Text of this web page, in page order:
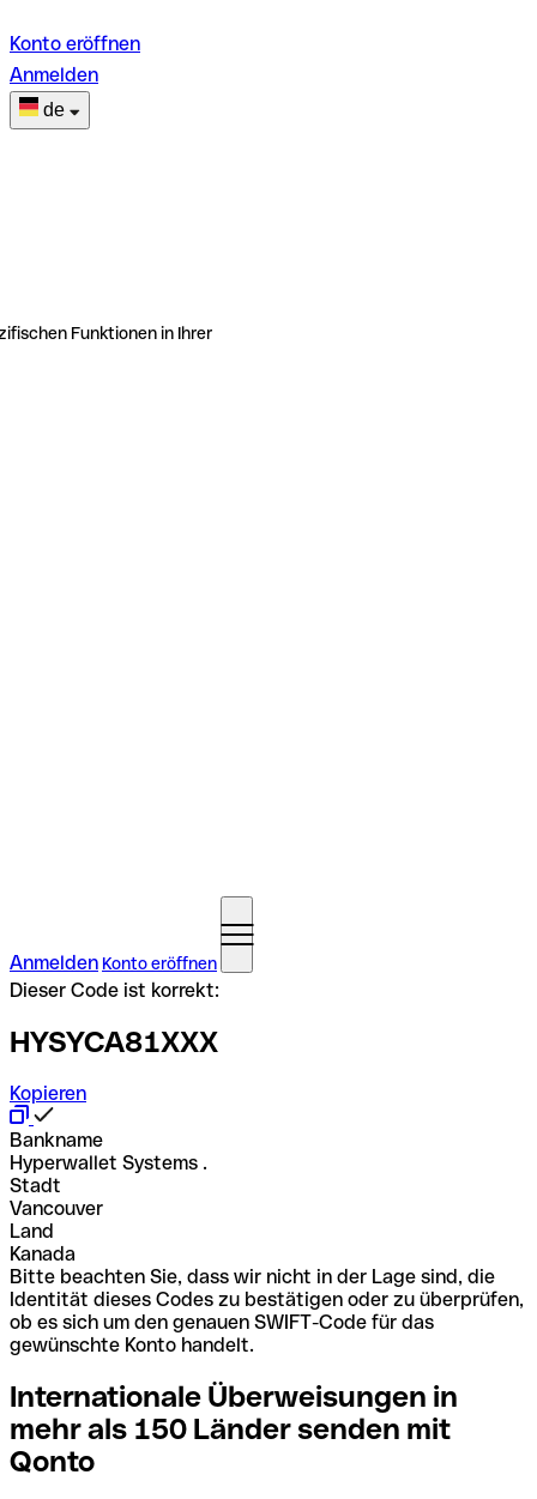
Konto eröffnen
Anmelden
de
Funktionen in Ihrer
Anmelden Konto eröffnen
Dieser Code ist korrekt:
HYSYCA81XXX
Kopieren
Bankname
Hyperwallet Systems .
Stadt
Vancouver
Land
Kanada
Bitte beachten Sie, dass wir nicht in der Lage sind, die
Identität dieses Codes zu bestätigen oder zu überprüfen,
ob es sich um den genauen SWIFT-Code für das
gewünschte Konto handelt.
Internationale Überweisungen in
mehr als 150 Länder senden mit
Qonto